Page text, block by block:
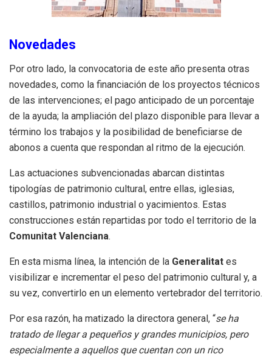
Novedades
Por otro lado, la convocatoria de este año presenta otras
novedades, como la financiación de los proyectos técnicos
de las intervenciones; el pago anticipado de un porcentaje
de la ayuda; la ampliación del plazo disponible para llevar a
término los trabajos y la posibilidad de beneficiarse de
abonos a cuenta que respondan al ritmo de la ejecución.
Las actuaciones subvencionadas abarcan distintas
tipologías de patrimonio cultural, entre ellas, iglesias,
castillos, patrimonio industrial o yacimientos. Estas
construcciones están repartidas por todo el territorio de la
Comunitat Valenciana.
En esta misma línea, la intención de la Generalitat es
visibilizar e incrementar el peso del patrimonio cultural y, a
su vez, convertirlo en un elemento vertebrador del territorio.
Por esa razón, ha matizado la directora general, “se ha
tratado de llegar a pequeños y grandes municipios, pero
especialmente a aquellos que cuentan con un rico